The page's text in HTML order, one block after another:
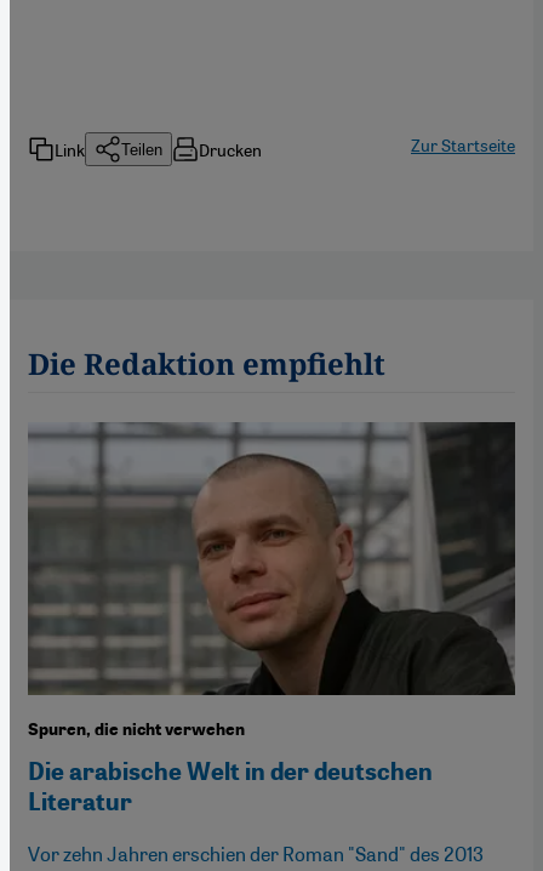
Link Teilen Drucken Zur Startseite
Die Redaktion empfiehlt
Spuren, die nicht verwehen
Die arabische Welt in der deutschen
Literatur
Vor zehn Jahren erschien der Roman "Sand" des 2013